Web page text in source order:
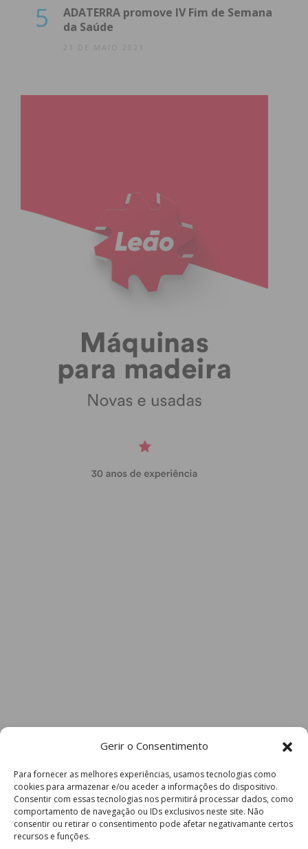
Gerir o Consentimento
Para fornecer as melhores experiências, usamos tecnologias como
cookies para armazenar e/ou aceder a informações do dispositivo.
Consentir com essas tecnologias nos permitirá processar dados, como
comportamento de navegação ou IDs exclusivos neste site. Não
consentir ou retirar o consentimento pode afetar negativamante certos
recursos e funções.
5
ADATERRA promove IV Fim de Semana
da Saúde
21 DE MAIO 2021